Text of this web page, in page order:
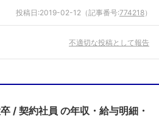
投稿日:2019-02-12 （記事番号:774218）
不適切な投稿として報告
契約社員 の年収・給与明細・